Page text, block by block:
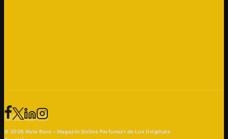
© 2026 Note Rare – Magazin Online Parfumuri de Lux Originale